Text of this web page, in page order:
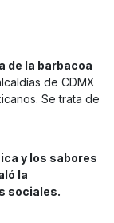
de la barbacoa
de CDMX
Se trata de
y los sabores
la
sociales.